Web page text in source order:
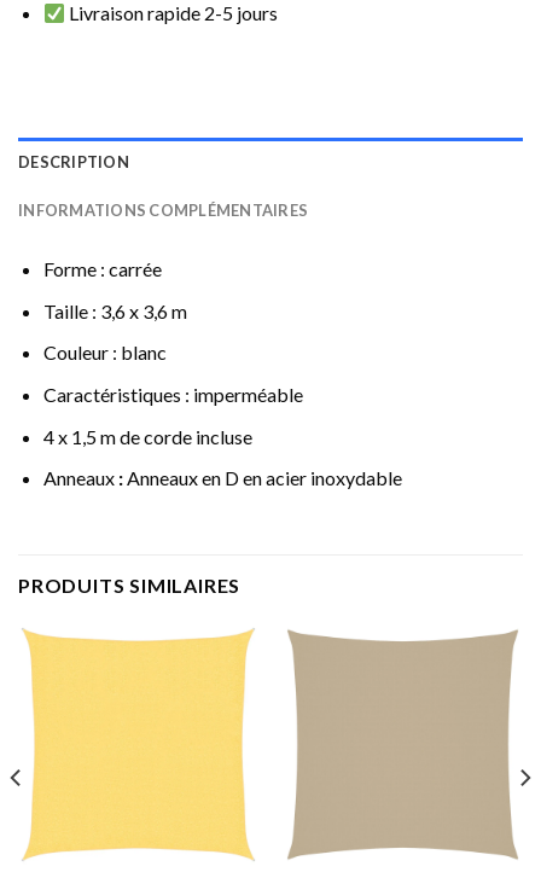
Livraison rapide 2-5 jours
DESCRIPTION
INFORMATIONS COMPLÉMENTAIRES
Forme : carrée
Taille : 3,6 x 3,6 m
Couleur : blanc
Caractéristiques : imperméable
4 x 1,5 m de corde incluse
Anneaux:Anneaux en D en acier inoxydable
PRODUITS SIMILAIRES